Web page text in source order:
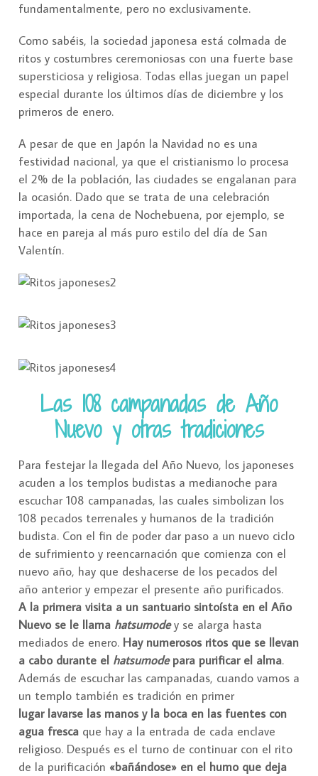
fundamentalmente, pero no exclusivamente.
Como sabéis, la sociedad japonesa está colmada de
ritos y costumbres ceremoniosas con una fuerte base
supersticiosa y religiosa. Todas ellas juegan un papel
especial durante los últimos días de diciembre y los
primeros de enero.
A pesar de que en Japón la Navidad no es una
festividad nacional, ya que el cristianismo lo procesa
el 2% de la población, las ciudades se engalanan para
la ocasión. Dado que se trata de una celebración
importada, la cena de Nochebuena, por ejemplo, se
hace en pareja al más puro estilo del día de San
Valentín.
Las 108 campanadas de Año
Nuevo y otras tradiciones
Para festejar la llegada del Año Nuevo, los japoneses
acuden a los templos budistas a medianoche para
escuchar 108 campanadas, las cuales simbolizan los
108 pecados terrenales y humanos de la tradición
budista. Con el fin de poder dar paso a un nuevo ciclo
de sufrimiento y reencarnación que comienza con el
nuevo año, hay que deshacerse de los pecados del
año anterior y empezar el presente año purificados.
A la primera visita a un santuario sintoísta en el Año
Nuevo se le llama hatsumode y se alarga hasta
mediados de enero. Hay numerosos ritos que se llevan
a cabo durante el hatsumodepara purificar el alma.
Además de escuchar las campanadas, cuando vamos a
un templo también es tradición en primer
lugar lavarse las manos y la boca en las fuentes con
agua fresca que hay a la entrada de cada enclave
religioso. Después es el turno de continuar con el rito
de la purificación «bañándose» en el humo que deja